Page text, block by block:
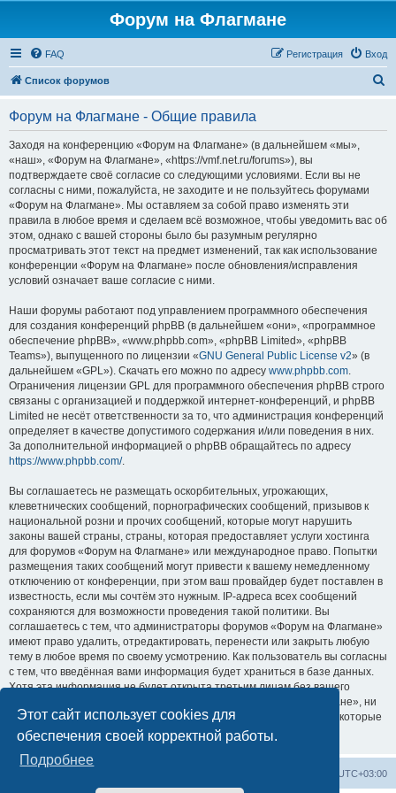
Этот сайт использует cookies для
обеспечения своей корректной работы.
Подробнее
Форум на Флагмане
FAQ Вход
Регистрация
Список форумов
Форум на Флагмане - Общие правила
Заходя на конференцию «Форум на Флагмане» (в дальнейшем «мы»,
«наш», «Форум на Флагмане», «https://vmf.net.ru/forums»), вы
подтверждаете своё согласие со следующими условиями. Если вы не
согласны с ними, пожалуйста, не заходите и не пользуйтесь форумами
«Форум на Флагмане». Мы оставляем за собой право изменять эти
правила в любое время и сделаем всё возможное, чтобы уведомить вас об
этом, однако с вашей стороны было бы разумным регулярно
просматривать этот текст на предмет изменений, так как использование
конференции «Форум на Флагмане» после обновления/исправления
условий означает ваше согласие с ними.
Наши форумы работают под управлением программного обеспечения
для создания конференций phpBB (в дальнейшем «они», «программное
обеспечение phpBB», «www.phpbb.com», «phpBB Limited», «phpBB
Teams»), выпущенного по лицензии «GNU General Public License v2» (в
дальнейшем «GPL»). Скачать его можно по адресу www.phpbb.com.
Ограничения лицензии GPL для программного обеспечения phpBB строго
связаны с организацией и поддержкой интернет-конференций, и phpBB
Limited не несёт ответственности за то, что администрация конференций
определяет в качестве допустимого содержания и/или поведения в них.
За дополнительной информацией о phpBB обращайтесь по адресу
https://www.phpbb.com/.
Вы соглашаетесь не размещать оскорбительных, угрожающих,
клеветнических сообщений, порнографических сообщений, призывов к
национальной розни и прочих сообщений, которые могут нарушить
законы вашей страны, страны, которая предоставляет услуги хостинга
для форумов «Форум на Флагмане» или международное право. Попытки
размещения таких сообщений могут привести к вашему немедленному
отключению от конференции, при этом ваш провайдер будет поставлен в
известность, если мы сочтём это нужным. IP-адреса всех сообщений
сохраняются для возможности проведения такой политики. Вы
соглашаетесь с тем, что администраторы форумов «Форум на Флагмане»
имеют право удалить, отредактировать, перенести или закрыть любую
тему в любое время по своему усмотрению. Как пользователь вы согласны
с тем, что введённая вами информация будет храниться в базе данных.
Хотя эта информация не будет открыта третьим лицам без вашего
разрешения, ни администрация конференции «Форум на Флагмане», ни
phpBB Limited не может быть ответственна за действия хакеров, которые
могут привести к несанкционированному доступу к ней.
UTC+03:00